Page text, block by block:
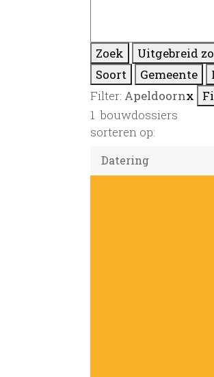
Zoek
Uitgebreid
Soort
Gemeente
Filter: Apeldoornx
1 bouwdossiers
sorteren op: